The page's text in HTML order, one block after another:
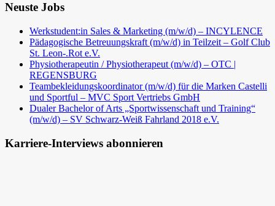
Neuste Jobs
Werkstudent:in Sales & Marketing (m/w/d) – INCYLENCE
Pädagogische Betreuungskraft (m/w/d) in Teilzeit – Golf Club
St. Leon-.Rot e.V.
Physiotherapeutin / Physiotherapeut (m/w/d) – OTC |
REGENSBURG
Teambekleidungskoordinator (m/w/d) für die Marken Castelli
und Sportful – MVC Sport Vertriebs GmbH
Dualer Bachelor of Arts „Sportwissenschaft und Training“
(m/w/d) – SV Schwarz-Weiß Fahrland 2018 e.V.
Karriere-Interviews abonnieren